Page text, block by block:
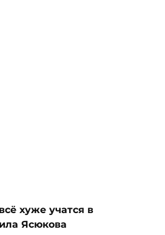
хуже учатся в
Ясюкова